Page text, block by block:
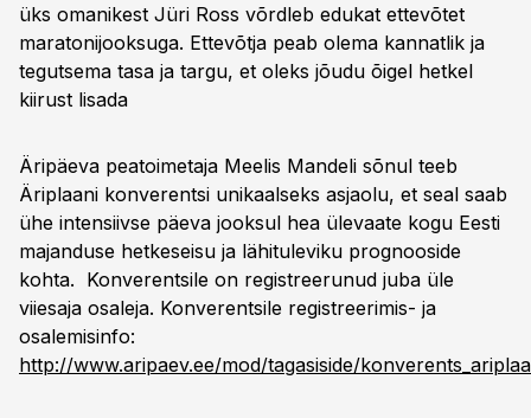
üks omanikest Jüri Ross võrdleb edukat ettevõtet
maratonijooksuga. Ettevõtja peab olema kannatlik ja
tegutsema tasa ja targu, et oleks jõudu õigel hetkel
kiirust lisada
Äripäeva peatoimetaja Meelis Mandeli sõnul teeb
Äriplaani konverentsi unikaalseks asjaolu, et seal saab
ühe intensiivse päeva jooksul hea ülevaate kogu Eesti
majanduse hetkeseisu ja lähituleviku prognooside
kohta. Konverentsile on registreerunud juba üle
viiesaja osaleja. Konverentsile registreerimis- ja
osalemisinfo:
http://www.aripaev.ee/mod/tagasiside/